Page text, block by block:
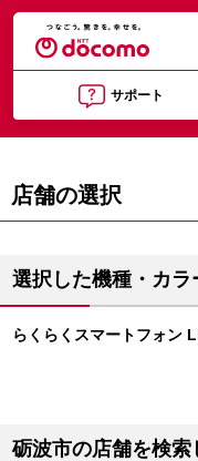
サポート
店舗の選択
選択した機種・カラ
らくらくスマートフォン
砺波市の店舗を検